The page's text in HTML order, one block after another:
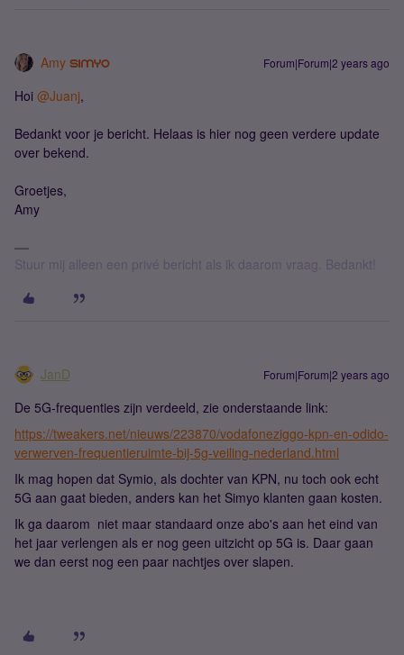
Amy Forum|Forum|2 years ago
Hoi @Juanj,
Bedankt voor je bericht. Helaas is hier nog geen verdere update
over bekend.
Groetjes,
Amy
Stuur mij alleen een privé bericht als ik daarom vraag. Bedankt!
JanD Forum|Forum|2 years ago
De 5G-frequenties zijn verdeeld, zie onderstaande link:
https://tweakers.net/nieuws/223870/vodafoneziggo-kpn-en-odido-
verwerven-frequentieruimte-bij-5g-veiling-nederland.html
Ik mag hopen dat Symio, als dochter van KPN, nu toch ook echt
5G aan gaat bieden, anders kan het Simyo klanten gaan kosten.
Ik ga daarom niet maar standaard onze abo's aan het eind van
het jaar verlengen als er nog geen uitzicht op 5G is. Daar gaan
we dan eerst nog een paar nachtjes over slapen.